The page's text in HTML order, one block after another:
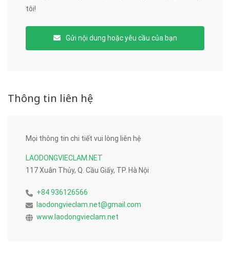
tôi!
Gửi nội dung hoặc yêu cầu của bạn
Thông tin liên hệ
Mọi thông tin chi tiết vui lòng liên hệ
LAODONGVIECLAM.NET
117 Xuân Thủy, Q. Cầu Giấy, TP. Hà Nội
+84 936126566
laodongvieclam.net@gmail.com
www.laodongvieclam.net